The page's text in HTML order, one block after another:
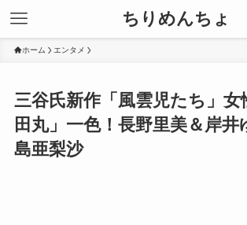
ちりめんちょ
ホーム エンタメ
三谷氏新作「風雲児たち」女
田丸」一色！長野里美＆岸井
島亜梨沙